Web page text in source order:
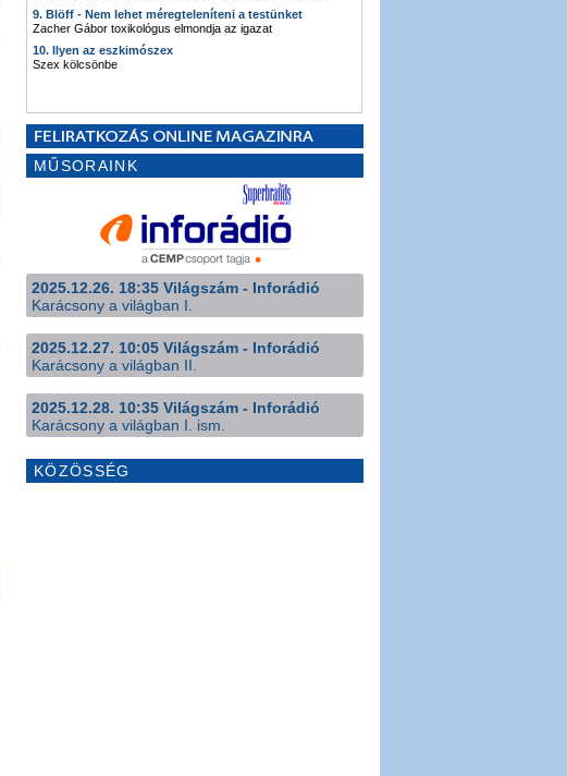
9. Blöff - Nem lehet méregteleníteni a testünket
Zacher Gábor toxikológus elmondja az igazat
10. Ilyen az eszkimószex
Szex kölcsönbe
MŰSORAINK
2025.12.26. 18:35 Világszám - Inforádió
Karácsony a világban I.
2025.12.27. 10:05 Világszám - Inforádió
Karácsony a világban II.
2025.12.28. 10:35 Világszám - Inforádió
Karácsony a világban I. ism.
KÖZÖSSÉG